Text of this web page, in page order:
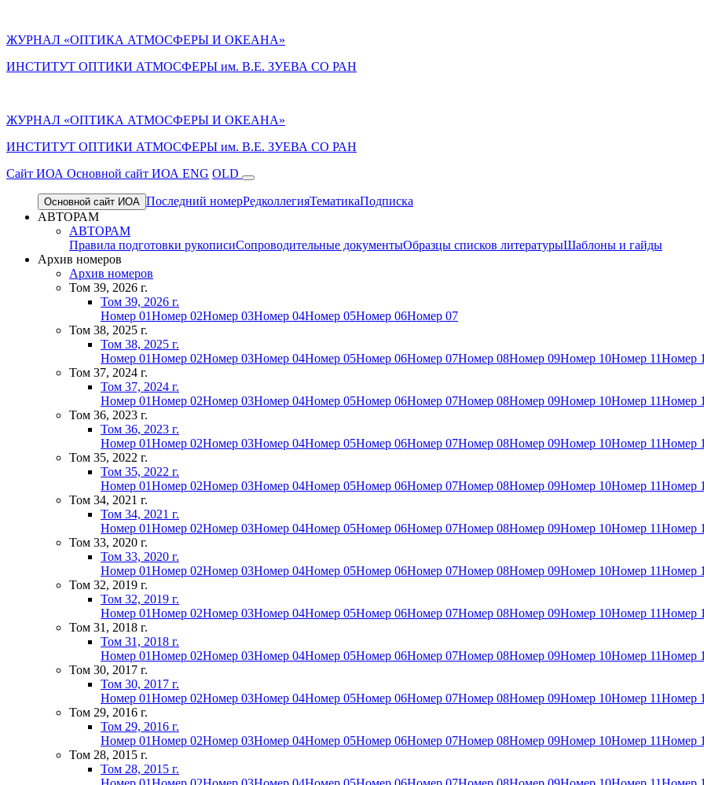
ЖУРНАЛ «ОПТИКА АТМОСФЕРЫ И ОКЕАНА»
ИНСТИТУТ ОПТИКИ АТМОСФЕРЫ им. В.Е. ЗУЕВА СО РАН
ЖУРНАЛ «ОПТИКА АТМОСФЕРЫ И ОКЕАНА»
ИНСТИТУТ ОПТИКИ АТМОСФЕРЫ им. В.Е. ЗУЕВА СО РАН
Cайт ИОА Основной сайт ИОА ENG OLD
Основной сайт ИОА Последний номерРедколлегияТематикаПодписка
АВТОРАМ
АВТОРАМ
Правила подготовки рукописиСопроводительные документыОбразцы списков литературыШаблоны и гайды
Архив номеров
Архив номеров
Том 39, 2026 г.
Том 39, 2026 г.
Номер 01Номер 02Номер 03Номер 04Номер 05Номер 06Номер 07
Том 38, 2025 г.
Том 38, 2025 г.
Номер 01Номер 02Номер 03Номер 04Номер 05Номер 06Номер 07Номер 08Номер 09Номер 10Номер 11Номер
Том 37, 2024 г.
Том 37, 2024 г.
Номер 01Номер 02Номер 03Номер 04Номер 05Номер 06Номер 07Номер 08Номер 09Номер 10Номер 11Номер
Том 36, 2023 г.
Том 36, 2023 г.
Номер 01Номер 02Номер 03Номер 04Номер 05Номер 06Номер 07Номер 08Номер 09Номер 10Номер 11Номер
Том 35, 2022 г.
Том 35, 2022 г.
Номер 01Номер 02Номер 03Номер 04Номер 05Номер 06Номер 07Номер 08Номер 09Номер 10Номер 11Номер
Том 34, 2021 г.
Том 34, 2021 г.
Номер 01Номер 02Номер 03Номер 04Номер 05Номер 06Номер 07Номер 08Номер 09Номер 10Номер 11Номер
Том 33, 2020 г.
Том 33, 2020 г.
Номер 01Номер 02Номер 03Номер 04Номер 05Номер 06Номер 07Номер 08Номер 09Номер 10Номер 11Номер
Том 32, 2019 г.
Том 32, 2019 г.
Номер 01Номер 02Номер 03Номер 04Номер 05Номер 06Номер 07Номер 08Номер 09Номер 10Номер 11Номер
Том 31, 2018 г.
Том 31, 2018 г.
Номер 01Номер 02Номер 03Номер 04Номер 05Номер 06Номер 07Номер 08Номер 09Номер 10Номер 11Номер
Том 30, 2017 г.
Том 30, 2017 г.
Номер 01Номер 02Номер 03Номер 04Номер 05Номер 06Номер 07Номер 08Номер 09Номер 10Номер 11Номер
Том 29, 2016 г.
Том 29, 2016 г.
Номер 01Номер 02Номер 03Номер 04Номер 05Номер 06Номер 07Номер 08Номер 09Номер 10Номер 11Номер
Том 28, 2015 г.
Том 28, 2015 г.